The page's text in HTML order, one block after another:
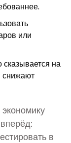
или
на
снижают
в